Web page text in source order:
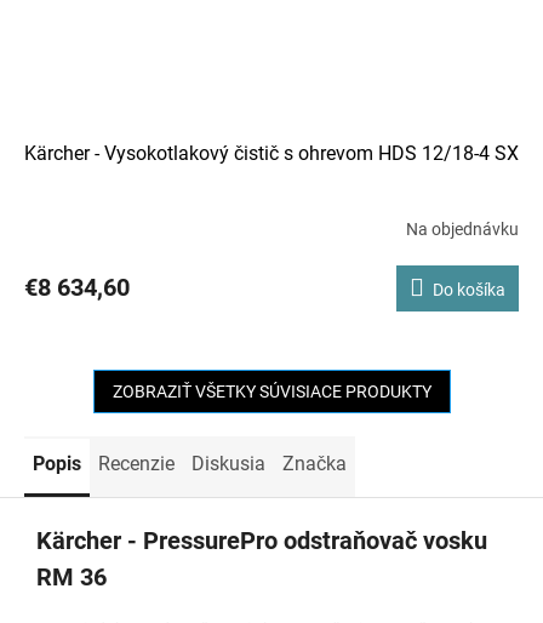
Kärcher - Vysokotlakový čistič s ohrevom HDS 12/18-4 SX
Na objednávku
€8 634,60 Do košíka
ZOBRAZIŤ VŠETKY SÚVISIACE PRODUKTY
Popis Recenzie Diskusia Značka
Kärcher - PressurePro odstraňovač vosku
RM 36